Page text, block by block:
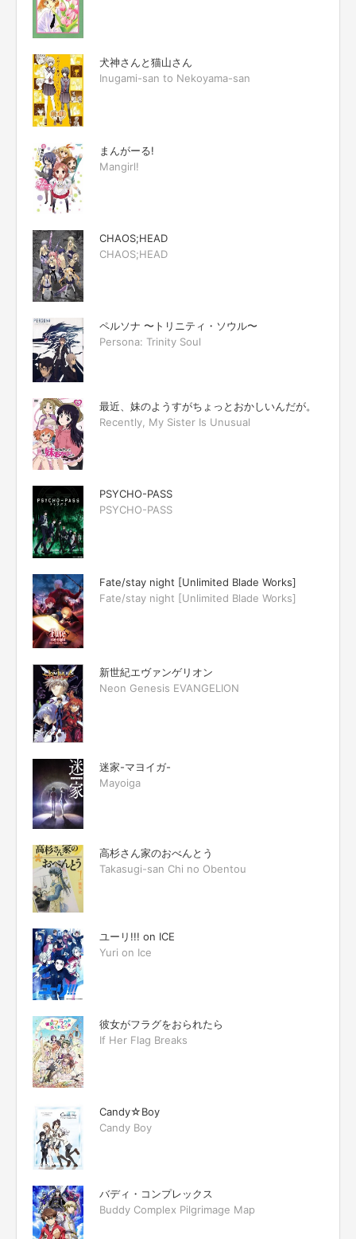
犬神さんと猫山さん
Inugami-san to Nekoyama-san
まんがーる!
Mangirl!
CHAOS;HEAD
CHAOS;HEAD
ペルソナ 〜トリニティ・ソウル〜
Persona: Trinity Soul
最近、妹のようすがちょっとおかしいんだが。
Recently, My Sister Is Unusual
PSYCHO-PASS
PSYCHO-PASS
Fate/stay night [Unlimited Blade Works]
Fate/stay night [Unlimited Blade Works]
新世紀エヴァンゲリオン
Neon Genesis EVANGELION
迷家-マヨイガ-
Mayoiga
高杉さん家のおべんとう
Takasugi-san Chi no Obentou
ユーリ!!! on ICE
Yuri on Ice
彼女がフラグをおられたら
If Her Flag Breaks
Candy☆Boy
Candy Boy
バディ・コンプレックス
Buddy Complex Pilgrimage Map